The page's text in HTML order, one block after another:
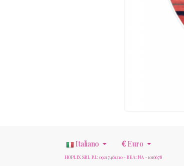
Italiano €Euro
HOPLIX SRL P.I.: 09217461210 - REA: NA - 1016678